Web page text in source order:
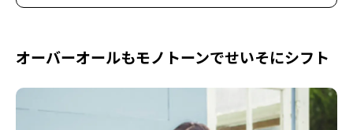
オーバーオールもモノトーンでせいそにシフト